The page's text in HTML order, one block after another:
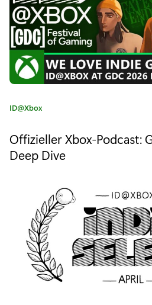
I
n
d
i
e
c
t
s
i
m
K
e
g
ID@Xbox
Offizieller Xbox-Podcast:
Deep Dive